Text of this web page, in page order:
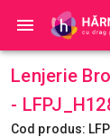
Lenjerie
-
Cod produs: